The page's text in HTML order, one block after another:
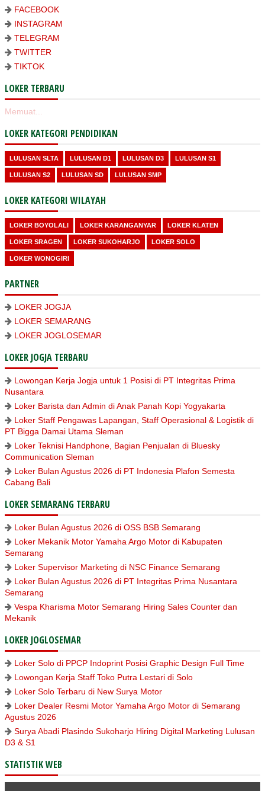
FACEBOOK
INSTAGRAM
TELEGRAM
TWITTER
TIKTOK
LOKER TERBARU
Memuat...
LOKER KATEGORI PENDIDIKAN
LULUSAN SLTA LULUSAN D1 LULUSAN D3 LULUSAN S1
LULUSAN S2 LULUSAN SD LULUSAN SMP
LOKER KATEGORI WILAYAH
LOKER BOYOLALI LOKER KARANGANYAR LOKER KLATEN
LOKER SRAGEN LOKER SUKOHARJO LOKER SOLO
LOKER WONOGIRI
PARTNER
LOKER JOGJA
LOKER SEMARANG
LOKER JOGLOSEMAR
LOKER JOGJA TERBARU
Lowongan Kerja Jogja untuk 1 Posisi di PT Integritas Prima
Nusantara
Loker Barista dan Admin di Anak Panah Kopi Yogyakarta
Loker Staff Pengawas Lapangan, Staff Operasional & Logistik di
PT Bigga Damai Utama Sleman
Loker Teknisi Handphone, Bagian Penjualan di Bluesky
Communication Sleman
Loker Bulan Agustus 2026 di PT Indonesia Plafon Semesta
Cabang Bali
LOKER SEMARANG TERBARU
Loker Bulan Agustus 2026 di OSS BSB Semarang
Loker Mekanik Motor Yamaha Argo Motor di Kabupaten
Semarang
Loker Supervisor Marketing di NSC Finance Semarang
Loker Bulan Agustus 2026 di PT Integritas Prima Nusantara
Semarang
Vespa Kharisma Motor Semarang Hiring Sales Counter dan
Mekanik
LOKER JOGLOSEMAR
Loker Solo di PPCP Indoprint Posisi Graphic Design Full Time
Lowongan Kerja Staff Toko Putra Lestari di Solo
Loker Solo Terbaru di New Surya Motor
Loker Dealer Resmi Motor Yamaha Argo Motor di Semarang
Agustus 2026
Surya Abadi Plasindo Sukoharjo Hiring Digital Marketing Lulusan
D3 & S1
STATISTIK WEB